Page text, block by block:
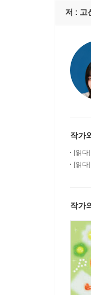
저 : 고
작가
[읽다]
[읽다]
작가